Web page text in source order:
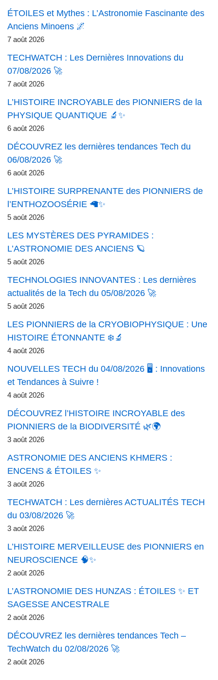
ÉTOILES et Mythes : L’Astronomie Fascinante des
Anciens Minoens 🌌
7 août 2026
TECHWATCH : Les Dernières Innovations du
07/08/2026 🚀
7 août 2026
L’HISTOIRE INCROYABLE des PIONNIERS de la
PHYSIQUE QUANTIQUE 🔬✨
6 août 2026
DÉCOUVREZ les dernières tendances Tech du
06/08/2026 🚀
6 août 2026
L’HISTOIRE SURPRENANTE des PIONNIERS de
l’ENTHOZOOSÉRIE 🦙✨
5 août 2026
LES MYSTÈRES DES PYRAMIDES :
L’ASTRONOMIE DES ANCIENS 🪐
5 août 2026
TECHNOLOGIES INNOVANTES : Les dernières
actualités de la Tech du 05/08/2026 🚀
5 août 2026
LES PIONNIERS de la CRYOBIOPHYSIQUE : Une
HISTOIRE ÉTONNANTE ❄️🔬
4 août 2026
NOUVELLES TECH du 04/08/2026 🖥️ : Innovations
et Tendances à Suivre !
4 août 2026
DÉCOUVREZ l’HISTOIRE INCROYABLE des
PIONNIERS de la BIODIVERSITÉ 🌿🌍
3 août 2026
ASTRONOMIE DES ANCIENS KHMERS :
ENCENS & ÉTOILES ✨
3 août 2026
TECHWATCH : Les dernières ACTUALITÉS TECH
du 03/08/2026 🚀
3 août 2026
L’HISTOIRE MERVEILLEUSE des PIONNIERS en
NEUROSCIENCE 🧠✨
2 août 2026
L’ASTRONOMIE DES HUNZAS : ÉTOILES ✨ ET
SAGESSE ANCESTRALE
2 août 2026
DÉCOUVREZ les dernières tendances Tech –
TechWatch du 02/08/2026 🚀
2 août 2026